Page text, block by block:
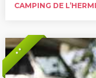
CAMPING DE
* *